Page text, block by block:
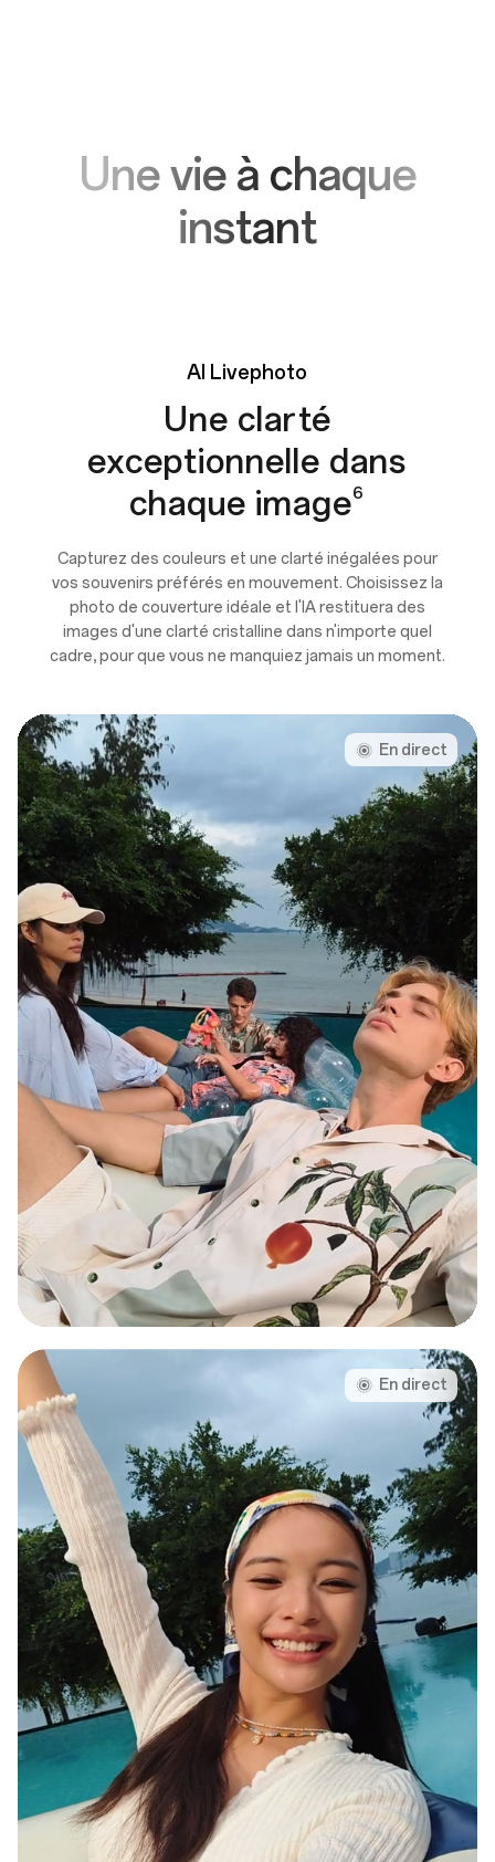
Une vie à chaque
instant
AI Livephoto
Une clarté
exceptionnelle dans
chaque image6
Capturez des couleurs et une clarté inégalées pour
vos souvenirs préférés en mouvement. Choisissez la
photo de couverture idéale et l'IA restituera des
images d'une clarté cristalline dans n'importe quel
cadre, pour que vous ne manquiez jamais un moment.
En direct
En direct